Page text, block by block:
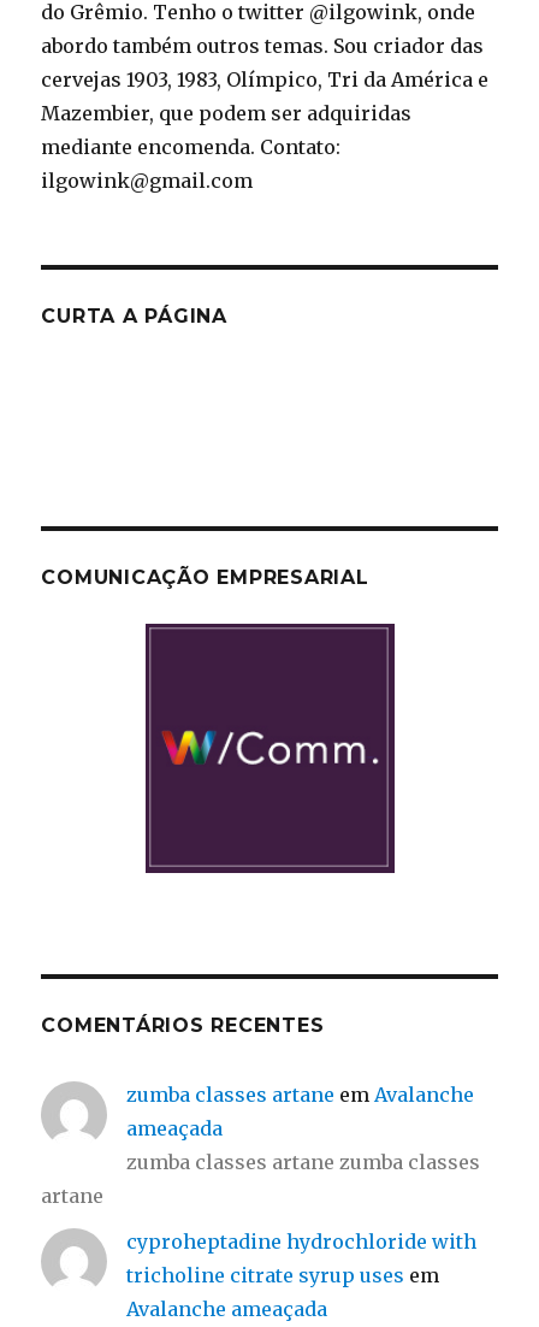
do Grêmio. Tenho o twitter @ilgowink, onde
abordo também outros temas. Sou criador das
cervejas 1903, 1983, Olímpico, Tri da América e
Mazembier, que podem ser adquiridas
mediante encomenda. Contato:
ilgowink@gmail.com
CURTA A PÁGINA
COMUNICAÇÃO EMPRESARIAL
COMENTÁRIOS RECENTES
zumba classes artane em Avalanche
ameaçada
zumba classes artane zumba classes
artane
cyproheptadine hydrochloride with
tricholine citrate syrup uses em
Avalanche ameaçada